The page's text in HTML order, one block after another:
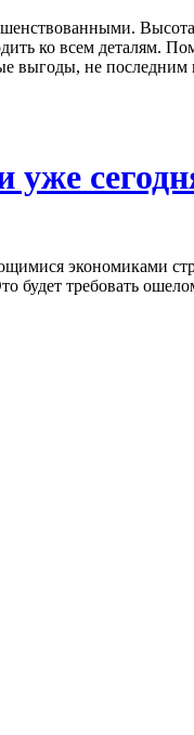
ко всем деталям.
не последним
уже
экономиками
будет требовать